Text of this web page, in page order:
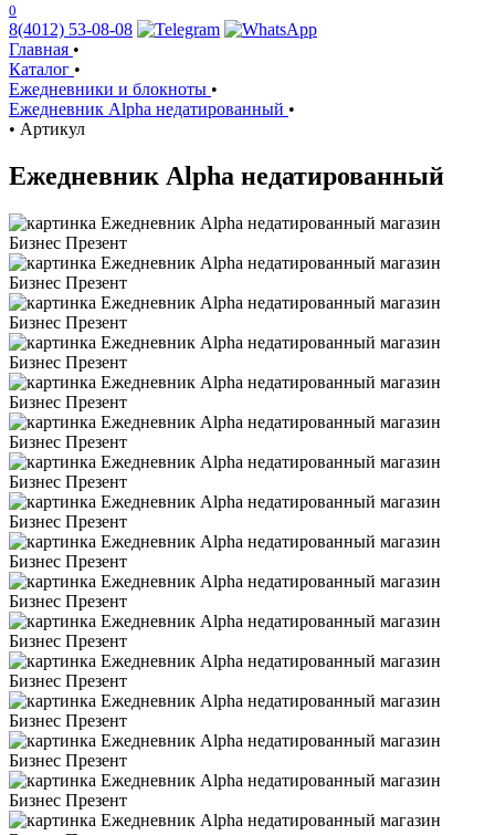
0
8(4012) 53-08-08
Главная •
Каталог •
Ежедневники и блокноты •
Ежедневник Alpha недатированный •
• Артикул
Ежедневник Alpha недатированный